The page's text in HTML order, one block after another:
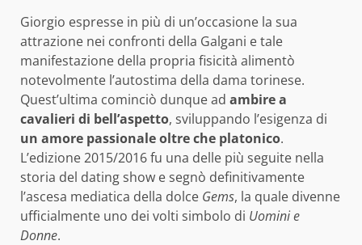
Giorgio espresse in più di un’occasione la sua
attrazione nei confronti della Galgani e tale
manifestazione della propria fisicità alimentò
notevolmente l’autostima della dama torinese.
Quest’ultima cominciò dunque ad ambire a
cavalieri di bell’aspetto, sviluppando l’esigenza di
un amore passionale oltre che platonico.
L’edizione 2015/2016 fu una delle più seguite nella
storia del dating show e segnò definitivamente
l’ascesa mediatica della dolce Gems, la quale divenne
ufficialmente uno dei volti simbolo di Uomini e
Donne.